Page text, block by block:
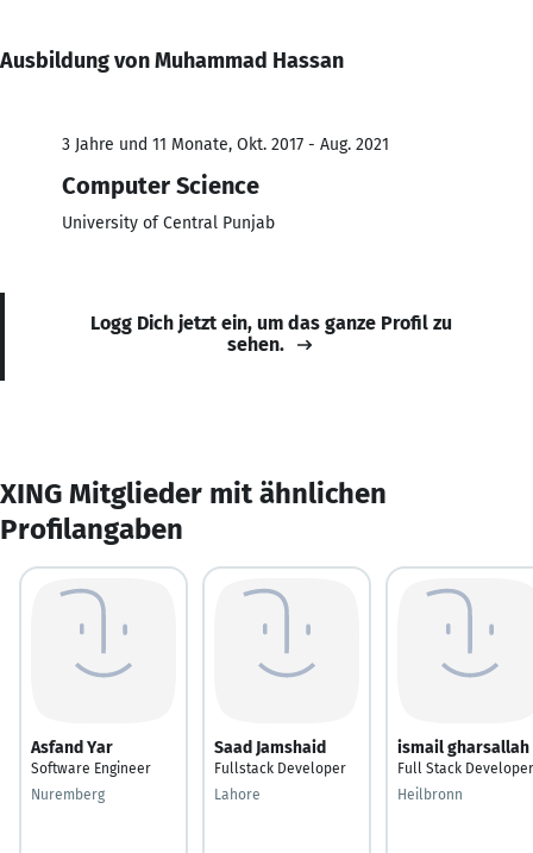
Ausbildung von Muhammad Hassan
3 Jahre und 11 Monate, Okt. 2017 - Aug. 2021
Computer Science
University of Central Punjab
Logg Dich jetzt ein, um das ganze Profil zu
sehen.
XING Mitglieder mit ähnlichen
Profilangaben
Asfand Yar
Software Engineer
Nuremberg
Saad Jamshaid
Fullstack Developer
Lahore
ismail gharsallah
Full Stack Developer
Heilbronn